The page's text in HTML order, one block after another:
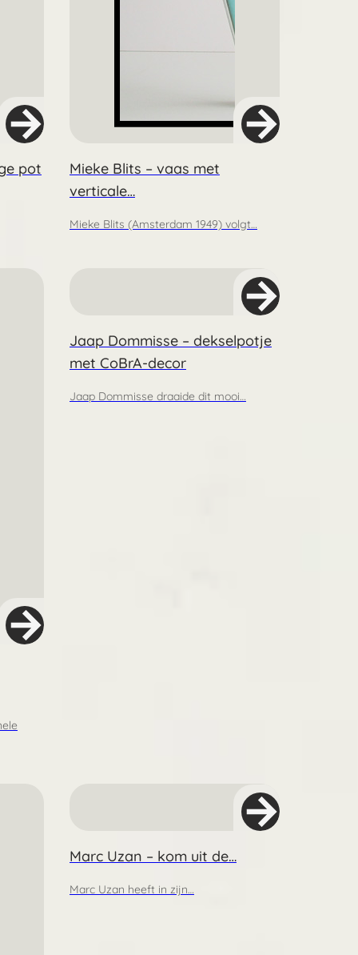
pot
Mieke Blits – vaas met
verticale…
Mieke Blits (Amsterdam 1949) volgt…
Jaap Dommisse – dekselpotje
met CoBrA-decor
Jaap Dommisse draaide dit mooi…
Marc Uzan – kom uit de…
Marc Uzan heeft in zijn…